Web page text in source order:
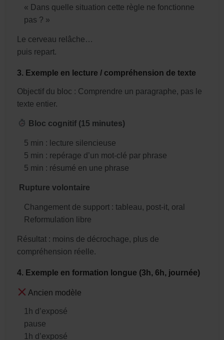
« Dans quelle situation cette règle ne fonctionne
pas ? »
Le cerveau relâche…
puis repart.
3. Exemple en lecture / compréhension de texte
Objectif du bloc : Comprendre un paragraphe, pas le
texte entier.
Bloc cognitif (15 minutes)
5 min : lecture silencieuse
5 min : repérage d’un mot-clé par phrase
5 min : résumé en une phrase
Rupture volontaire
Changement de support : tableau, post-it, oral
Reformulation libre
Résultat : moins de décrochage, plus de
compréhension réelle.
4. Exemple en formation longue (3h, 6h, journée)
Ancien modèle
1h d’exposé
pause
1h d’exposé